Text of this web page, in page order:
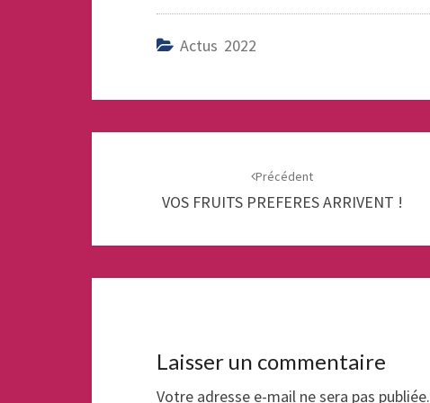
Actus 2022
Précédent
VOS FRUITS PREFERES ARRIVENT !
Laisser un commentaire
Votre adresse e-mail ne sera pas publiée.